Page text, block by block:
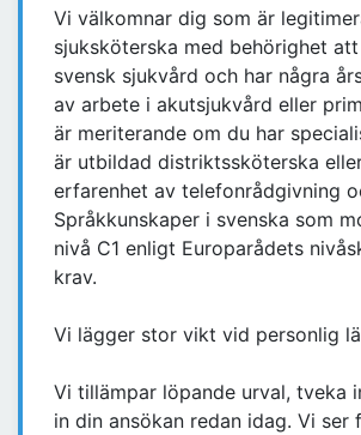
Vi välkomnar dig som är
sjuksköterska med behörighet
svensk sjukvård och har några
av arbete i akutsjukvård eller
är meriterande om du har
är utbildad distriktssköterska
erfarenhet av telefonrådgivning
Språkkunskaper i svenska som
nivå C1 enligt Europarådets
krav.
Vi lägger stor vikt vid personlig
Vi tillämpar löpande urval, tveka
in din ansökan redan idag. Vi ser